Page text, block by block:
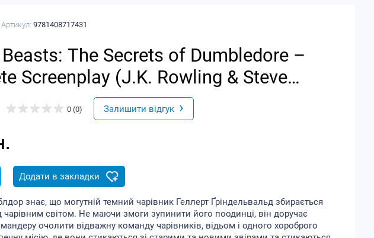
Артикул:9781408717431
The Secrets of Dumbledore –
Screenplay (J.K. Rowling & Steve
0 (0) Залишити відгук ›
Додати в закладки
знає, що могутній темний чарівник Геллерт Ґріндельвальд збирається
світом. Не маючи змоги зупинити його поодинці, він доручає
очолити відважну команду чарівників, відьом і одного хороброго